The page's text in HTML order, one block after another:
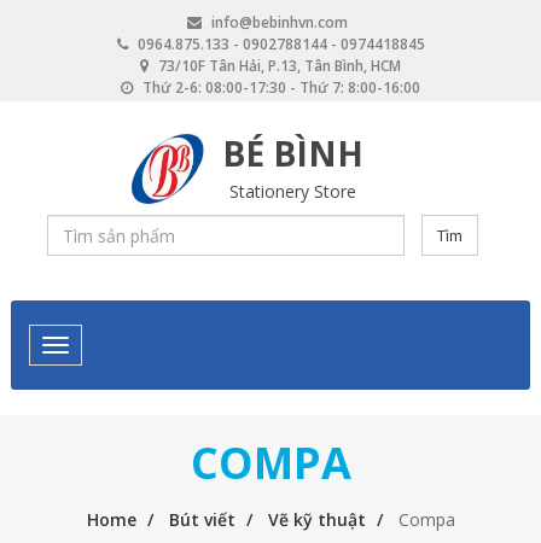
info@bebinhvn.com
0964.875.133 - 0902788144 - 0974418845
73/10F Tân Hải, P.13, Tân Bình, HCM
Thứ 2-6: 08:00-17:30 - Thứ 7: 8:00-16:00
BÉ BÌNH
Stationery Store
Tìm
COMPA
Home Bút viết Vẽ kỹ thuật Compa